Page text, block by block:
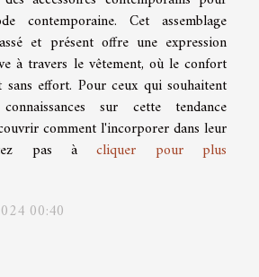
contemporaine. Cet assemblage
et présent offre une expression
à travers le vêtement, où le confort
effort. Pour ceux qui souhaitent
sur cette tendance
comment l'incorporer dans leur
pas àcliquer pour plus
00:40